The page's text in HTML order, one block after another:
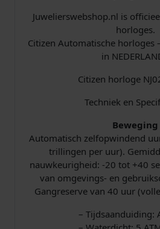
e
a
t
Juwelierswebshop.nl is
horloges.
Citizen Automatische horloges
in
Citizen horloge
Techniek en
Beweging
Automatisch zelfopwindend
trillingen per uur).
nauwkeurigheid: -20 tot +40
van omgevings- en
Gangreserve van 40 uur
– Tijdsaanduiding: